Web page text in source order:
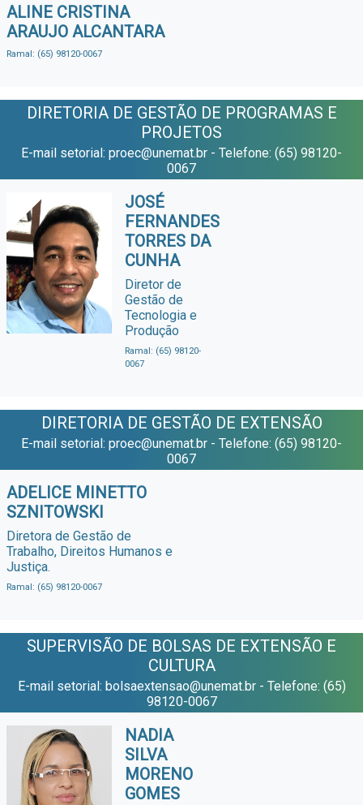
ALINE CRISTINA
ARAUJO ALCANTARA
Ramal: (65) 98120-0067
DIRETORIA DE GESTÃO DE PROGRAMAS E
PROJETOS
E-mail setorial: proec@unemat.br - Telefone: (65) 98120-
0067
JOSÉ
FERNANDES
TORRES DA
CUNHA
Diretor de
Gestão de
Tecnologia e
Produção
Ramal: (65) 98120-
0067
DIRETORIA DE GESTÃO DE EXTENSÃO
E-mail setorial: proec@unemat.br - Telefone: (65) 98120-
0067
ADELICE MINETTO
SZNITOWSKI
Diretora de Gestão de
Trabalho, Direitos Humanos e
Justiça.
Ramal: (65) 98120-0067
SUPERVISÃO DE BOLSAS DE EXTENSÃO E
CULTURA
E-mail setorial: bolsaextensao@unemat.br - Telefone: (65)
98120-0067
NADIA
SILVA
MORENO
GOMES